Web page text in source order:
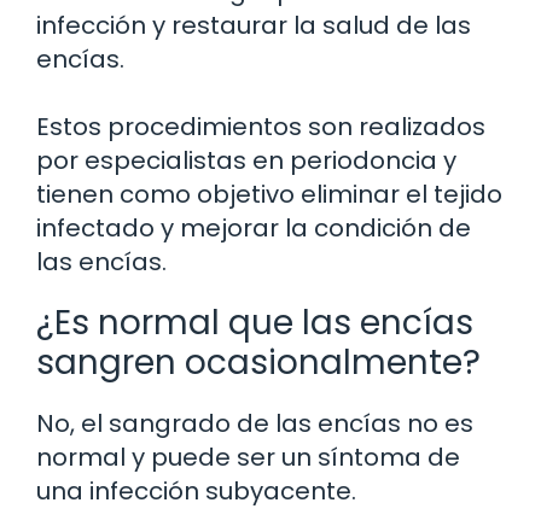
infección y restaurar la salud de las
encías.
Estos procedimientos son realizados
por especialistas en periodoncia y
tienen como objetivo eliminar el tejido
infectado y mejorar la condición de
las encías.
¿Es normal que las encías
sangren ocasionalmente?
No, el sangrado de las encías no es
normal y puede ser un síntoma de
una infección subyacente.